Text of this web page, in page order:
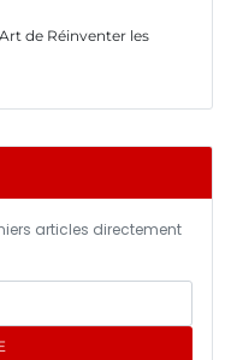
de Réinventer les
articles directement